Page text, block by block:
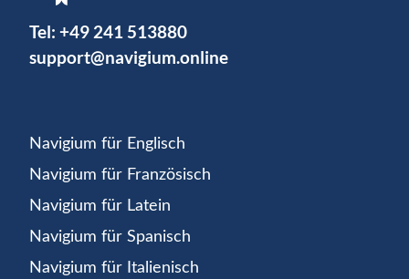
Tel: +49 241 513880
support@navigium.online
Navigium für Englisch
Navigium für Französisch
Navigium für Latein
Navigium für Spanisch
Navigium für Italienisch